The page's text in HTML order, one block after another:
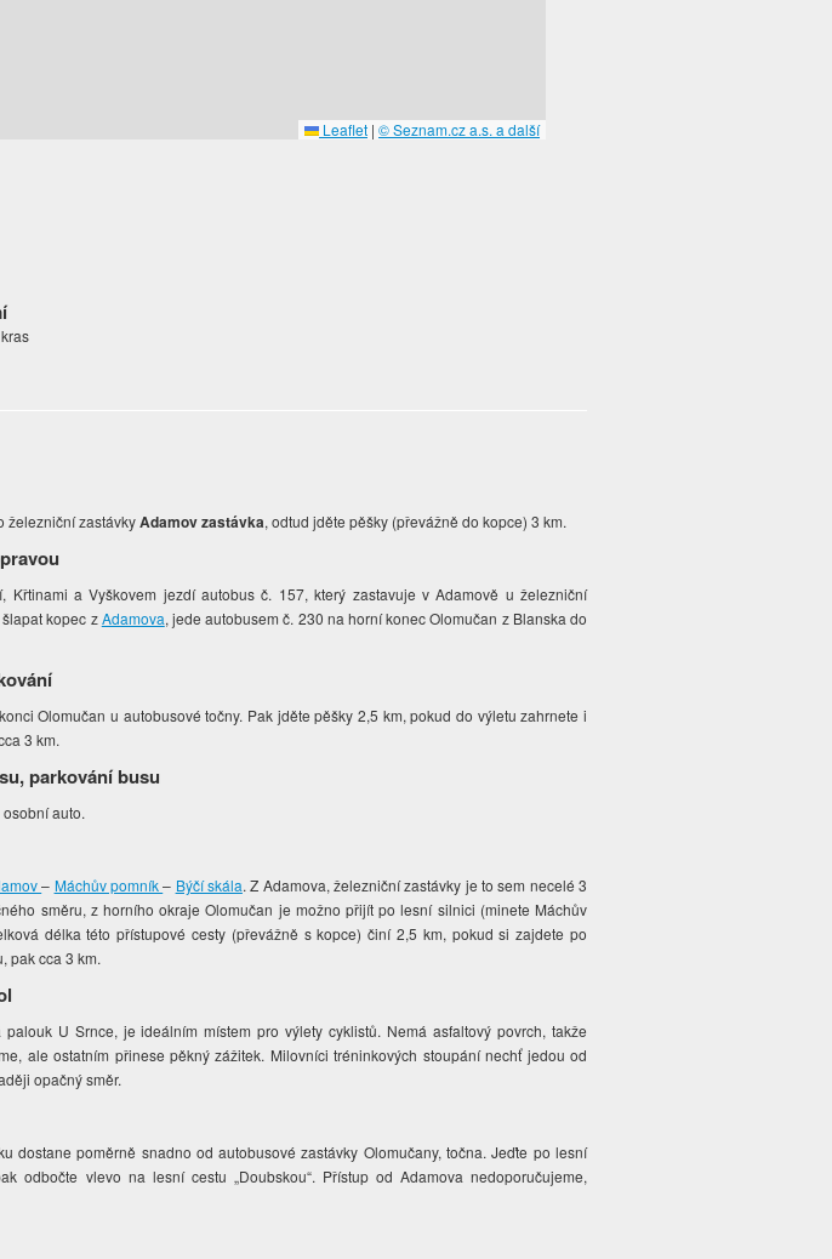
Leaflet | © Seznam.cz a.s. a další
železniční zastávkyAdamov zastávka, odtud jděte pěšky (převážně do kopce) 3 km.
Křtinami a Vyškovem jezdí autobus č. 157, který zastavuje v Adamově u železniční
kopec zAdamova, jede autobusem č. 230 na horní konec Olomučan z Blanska do
Olomučan u autobusové točny. Pak jděte pěšky 2,5 km, pokud do výletu zahrnete i
3 km.
parkování busu
auto.
– Máchův pomník– Býčí skála. Z Adamova, železniční zastávky je to sem necelé 3
směru, z horního okraje Olomučan je možno přijít po lesní silnici (minete Máchův
délka této přístupové cesty (převážně s kopce) činí 2,5 km, pokud si zajdete po
pak cca 3 km.
U Srnce, je ideálním místem pro výlety cyklistů. Nemá asfaltový povrch, takže
ale ostatním přinese pěkný zážitek. Milovníci tréninkových stoupání nechť jedou od
opačný směr.
dostane poměrně snadno od autobusové zastávky Olomučany, točna. Jeďte po lesní
odbočte vlevo na lesní cestu „Doubskou“. Přístup od Adamova nedoporučujeme,